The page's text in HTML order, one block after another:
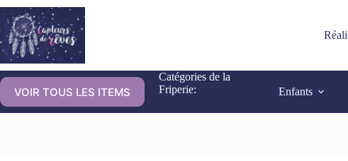
VOIR TOUS LES ITEMS
Catégories de la
Friperie:
Enfants